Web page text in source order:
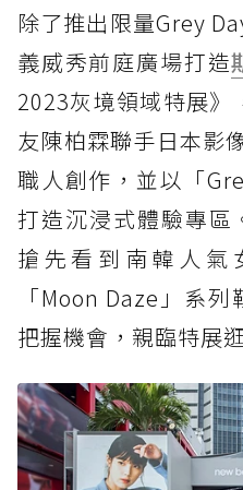
除了推出限量Grey
義威秀前庭廣場打造
2023灰境領域特展》
友陳柏霖聯手日本影
職人創作，並以「
打造沉浸式體驗專區
搶先看到南韓人氣
「Moon Daze」系
把握機會，親臨特展